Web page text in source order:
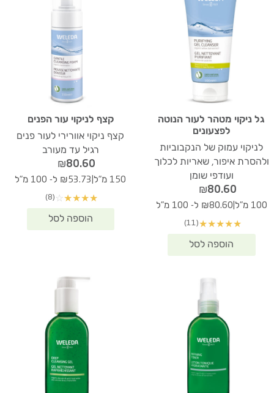
גל ניקוי מטהר לעור הנוטה
לפצעונים
לניקוי עמוק של הנקבוביות
ולהסרת איפור, שאריות לכלוך
ועודפי שומן
₪80.60
100 מ"ל ₪80.60 ל- 100 מ"ל
★
★
★
★
★
(11)
קצף לניקוי עור הפנים
קצף ניקוי אוורירי לעור פנים
רגיל עד מעורב
₪80.60
150 מ"ל ₪53.73 ל- 100 מ"ל
★
★
★
★
☆
(8)